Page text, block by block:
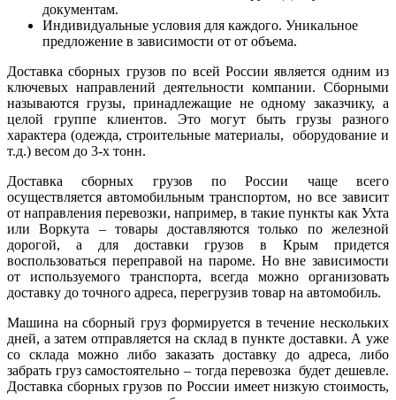
документам.
Индивидуальные условия для каждого. Уникальное
предложение в зависимости от от объема.
Доставка сборных грузов по всей России является одним из
ключевых направлений деятельности компании. Сборными
называются грузы, принадлежащие не одному заказчику, а
целой группе клиентов. Это могут быть грузы разного
характера (одежда, строительные материалы, оборудование и
т.д.) весом до 3-х тонн.
Доставка сборных грузов по России чаще всего
осуществляется автомобильным транспортом, но все зависит
от направления перевозки, например, в такие пункты как Ухта
или Воркута – товары доставляются только по железной
дорогой, а для доставки грузов в Крым придется
воспользоваться переправой на пароме. Но вне зависимости
от используемого транспорта, всегда можно организовать
доставку до точного адреса, перегрузив товар на автомобиль.
Машина на сборный груз формируется в течение нескольких
дней, а затем отправляется на склад в пункте доставки. А уже
со склада можно либо заказать доставку до адреса, либо
забрать груз самостоятельно – тогда перевозка будет дешевле.
Доставка сборных грузов по России имеет низкую стоимость,